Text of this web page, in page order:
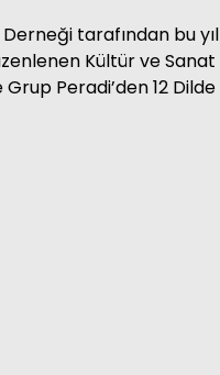
tarafından bu yıl
Kültür ve Sanat
Peradi’den 12 Dilde